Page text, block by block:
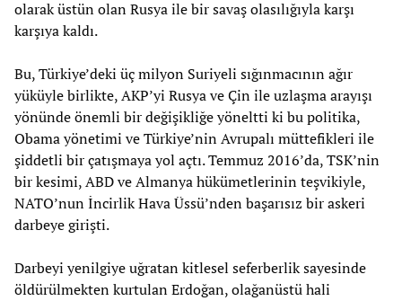
olarak üstün olan Rusya ile bir savaş olasılığıyla karşı
karşıya kaldı.
Bu, Türkiye’deki üç milyon Suriyeli sığınmacının ağır
yüküyle birlikte, AKP’yi Rusya ve Çin ile uzlaşma arayışı
yönünde önemli bir değişikliğe yöneltti ki bu politika,
Obama yönetimi ve Türkiye’nin Avrupalı müttefikleri ile
şiddetli bir çatışmaya yol açtı. Temmuz 2016’da, TSK’nin
bir kesimi, ABD ve Almanya hükümetlerinin teşvikiyle,
NATO’nun İncirlik Hava Üssü’nden başarısız bir askeri
darbeye girişti.
Darbeyi yenilgiye uğratan kitlesel seferberlik sayesinde
öldürülmekten kurtulan Erdoğan, olağanüstü hali